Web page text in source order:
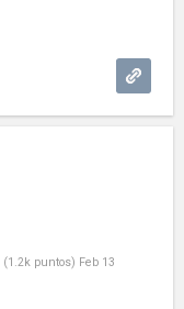
(1.2k puntos) Feb 13